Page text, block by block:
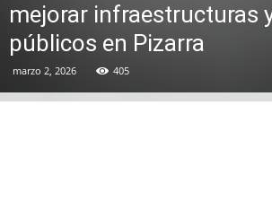
mejorar infraestructuras
públicos en Pizarra
marzo 2, 2026 405